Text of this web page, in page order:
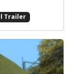
Trailer